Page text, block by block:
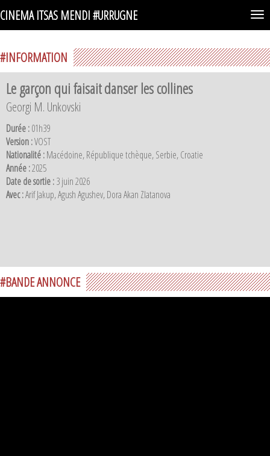
CINEMA ITSAS MENDI #URRUGNE
#INFORMATION
Le garçon qui faisait danser les collines
Georgi M. Unkovski
Durée :01h39
Version :VOST
Nationalité :Macédoine, République tchèque, Serbie, Croatie
Année :2025
Date de sortie :3 juin 2026
Avec :Arif Jakup, Agush Agushev, Dora Akan Zlatanova
#BANDE ANNONCE